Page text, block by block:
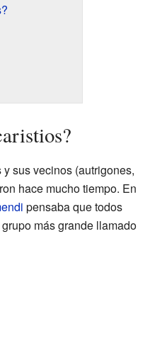
sus vecinos (autrigones,
hace mucho tiempo. En
pensaba que todos
más grande llamado